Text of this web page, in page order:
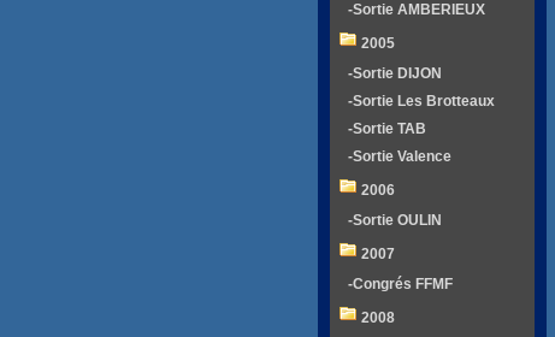
-Sortie AMBERIEUX
2005
-Sortie DIJON
-Sortie Les Brotteaux
-Sortie TAB
-Sortie Valence
2006
-Sortie OULIN
2007
-Congrés FFMF
2008